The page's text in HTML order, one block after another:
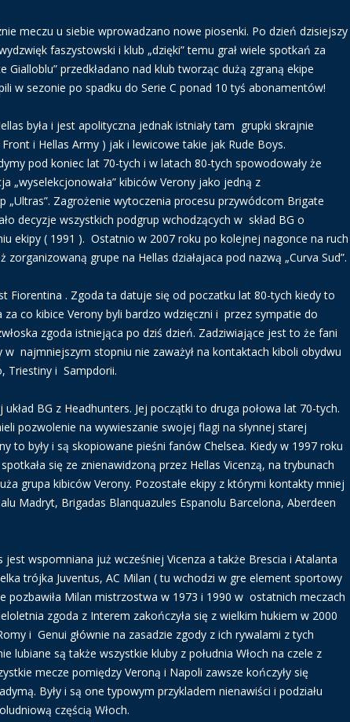
meczu u siebie wprowadzano nowe piosenki. Po dzień dzisiejszy
faszystowski i klub „dzięki” temu grał wiele spotkań za
przedkładano nad klub tworząc dużą zgraną ekipe
w sezonie po spadku do Serie C ponad 10 tyś abonamentów!
była i jest apolityczna jednak istniały tam grupki skrajnie
i Hellas Army ) jak i lewicowe takie jak Rude Boys.
pod koniec lat 70-tych i w latach 80-tych spowodowały że
„wyselekcjonowała” kibiców Verony jako jedną z
„Ultras”. Zagrożenie wytoczenia procesu przywódcom Brigate
decyzje wszystkich podgrup wchodzących w skład BG o
ekipy ( 1991 ). Ostatnio w 2007 roku po kolejnej nagonce na ruch
zorganizowaną grupe na Hellas działajaca pod nazwą „Curva Sud”.
Fiorentina . Zgoda ta datuje się od poczatku lat 80-tych kiedy to
za co kibice Verony byli bardzo wdzięczni i przez sympatie do
zgoda istniejąca po dziś dzień. Zadziwiające jest to że fani
najmniejszym stopniu nie zaważył na kontaktach kiboli obydwu
Triestiny i Sampdorii.
BG z Headhunters. Jej początki to druga połowa lat 70-tych.
pozwolenie na wywieszanie swojej flagi na słynnej starej
to były i są skopiowane pieśni fanów Chelsea. Kiedy w 1997 roku
się ze znienawidzoną przez Hellas Vicenzą, na trybunach
grupa kibiców Verony. Pozostałe ekipy z którymi kontakty mniej
Madryt, Brigadas Blanquazules Espanolu Barcelona, Aberdeen
jest wspomniana już wcześniej Vicenza a także Brescia i Atalanta
trójka Juventus, AC Milan ( tu wchodzi w gre element sportowy
pozbawiła Milan mistrzostwa w 1973 i 1990 w ostatnich meczach
zgoda z Interem zakończyła się z wielkim hukiem w 2000
i Genui głównie na zasadzie zgody z ich rywalami z tych
lubiane są także wszystkie kluby z południa Włoch na czele z
mecze pomiędzy Veroną i Napoli zawsze kończyły się
Były i są one typowym przykladem nienawiści i podziału
częścią Włoch.